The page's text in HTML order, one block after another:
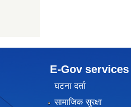
E-Gov services
घटना दर्ता
सामाजिक सुरक्षा